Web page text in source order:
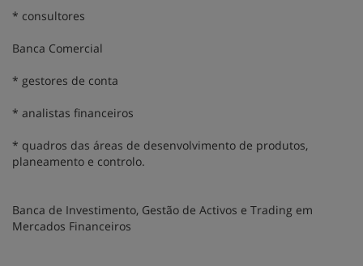
* consultores
Banca Comercial
* gestores de conta
* analistas financeiros
* quadros das áreas de desenvolvimento de produtos,
planeamento e controlo.
Banca de Investimento, Gestão de Activos e Trading em
Mercados Financeiros